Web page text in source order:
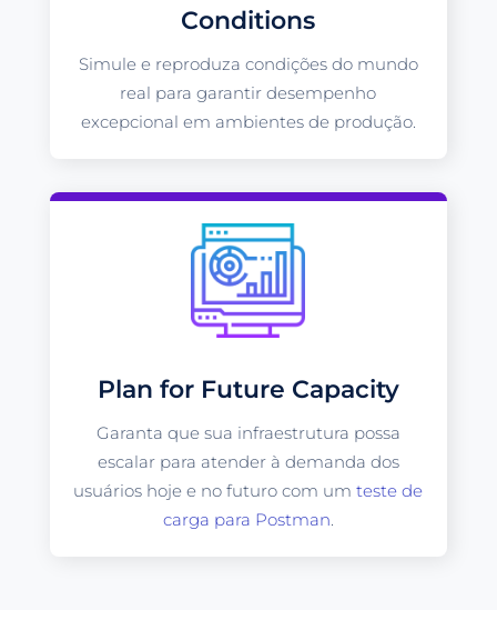
Conditions
Simule e reproduza condições do mundo
real para garantir desempenho
excepcional em ambientes de produção.
Plan for Future Capacity
Garanta que sua infraestrutura possa
escalar para atender à demanda dos
usuários hoje e no futuro com umteste de
carga para Postman